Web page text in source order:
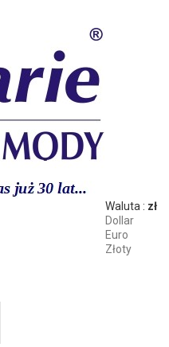
Waluta : zł
Dollar
Euro
Złoty